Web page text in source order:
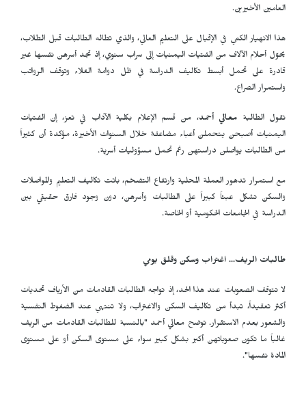
العامين الأخيرين.
هذا الانهيار الكمي في الإقبال على التعليم العالي، والذي تطاله الطالبات قبل الطلاب،
يحوّل أحلام الآلاف من الفتيات اليمنيات إلى سراب سنوي، إذ تجد أسرهن نفسها غير
قادرة على تحمل أبسط تكاليف الدراسة في ظل دوامة الغلاء وتوقف الرواتب
واستمرار الصراع.
تقول الطالبة معالي أحمد، من قسم الإعلام بكلية الآداب في تعز، إن الفتيات
اليمنيات أصبحن يتحملن أعباء مضاعفة خلال السنوات الأخيرة، مؤكدة أن كثيراً
من الطالبات يواصلن دراستهن رغم تحمل مسؤوليات أسرية.
مع استمرار تدهور العملة المحلية وارتفاع التضخم، باتت تكاليف التعليم والمواصلات
والسكن تشكل عبئاً كبيراً على الطالبات وأسرهن، دون وجود فارق حقيقي بين
الدراسة في الجامعات الحكومية أو الخاصة.
طالبات الريف... اغتراب وسكن وقلق يومي
لا تتوقف الصعوبات عند هذا الحد، إذ تواجه الطالبات القادمات من الأرياف تحديات
أكثر تعقيداً، تبدأ من تكاليف السكن والاغتراب، ولا تنتهي عند الضغوط النفسية
والشعور بعدم الاستقرار. توضح معالي أحمد "بالنسبة للطالبات القادمات من الريف
غالباً ما تكون صعوباتهن أكبر بشكل كبير سواء على مستوى السكن أو على مستوى
المادة نفسها".